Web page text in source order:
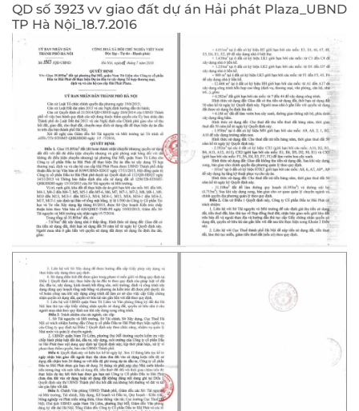
QD số 3923 vv giao đất dự án Hải phát Plaza_UBND
TP Hà Nội_18.7.2016